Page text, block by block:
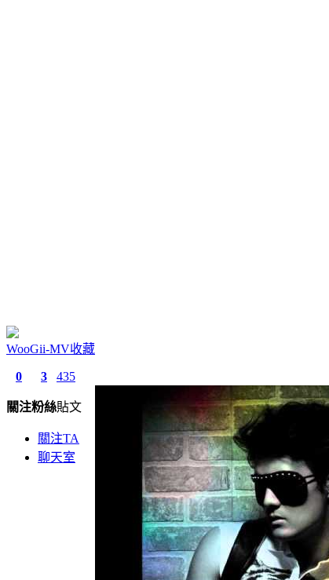
WooGii-MV收藏
0
關注
3
粉絲
435
貼文
關注TA
聊天室